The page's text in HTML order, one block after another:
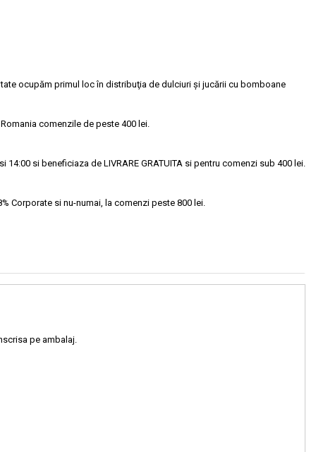
ocupăm primul loc în distribuţia de dulciuri și jucării cu bomboane
comenzile de peste 400 lei.
14:00 si beneficiaza de LIVRARE GRATUITA si pentru comenzi sub 400 lei.
Corporate si nu-numai, la comenzi peste 800 lei.
pe ambalaj.